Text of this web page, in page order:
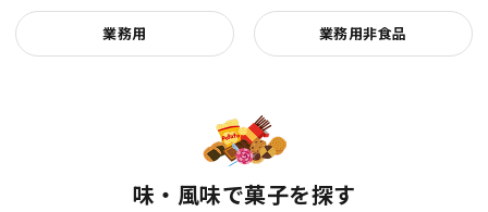
業務用 業務用非食品
味・風味で菓子を探す